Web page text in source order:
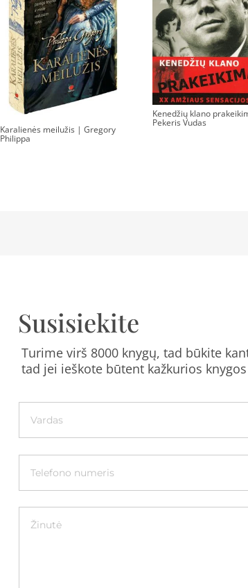
Karalienės meilužis | Gregory
Philippa
Kenedžių klano
Pekeris Vudas
Susisiekite
Turime virš 8000 knygų, tad būkite
tad jei ieškote būtent kažkurios